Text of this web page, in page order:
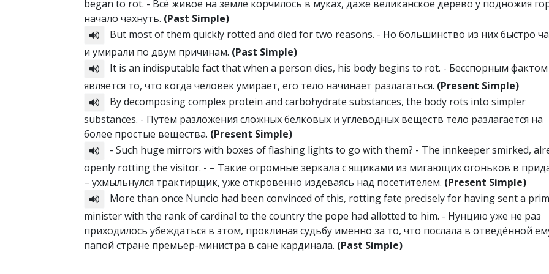
began to rot. - Всё живое на земле корчилось в муках, даже великанское дерево у подножия
начало чахнуть. (Past Simple)
But most of them quickly rotted and died for two reasons. - Но большинство из них быстро
и умирали по двум причинам. (Past Simple)
It is an indisputable fact that when a person dies, his body begins to rot. - Бесспорным фактом
является то, что когда человек умирает, его тело начинает разлагаться. (Present Simple)
By decomposing complex protein and carbohydrate substances, the body rots into simpler
substances. - Путём разложения сложных белковых и углеводных веществ тело разлагается на
более простые вещества. (Present Simple)
- Such huge mirrors with boxes of flashing lights to go with them? - The innkeeper smirked,
openly rotting the visitor. - – Такие огромные зеркала с ящиками из мигающих огоньков в
– ухмыльнулся трактирщик, уже откровенно издеваясь над посетителем. (Present Simple)
More than once Nuncio had been convinced of this, rotting fate precisely for having sent a
minister with the rank of cardinal to the country the pope had allotted to him. - Нунцию уже не раз
приходилось убеждаться в этом, проклиная судьбу именно за то, что послала в отведённой
папой стране премьер-министра в сане кардинала. (Past Simple)